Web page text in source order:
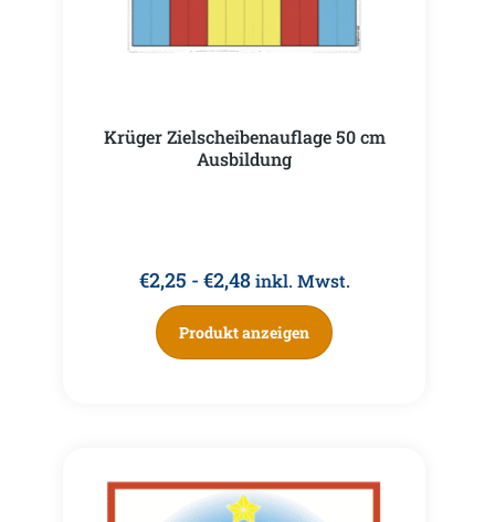
Krüger Zielscheibenauflage 50 cm
Ausbildung
€2,25 - €2,48 inkl. Mwst.
Produkt anzeigen